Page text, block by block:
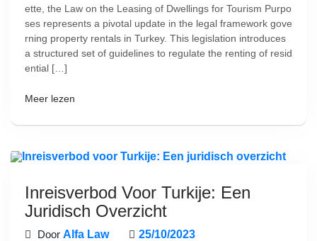
ette, the Law on the Leasing of Dwellings for Tourism Purpo
ses represents a pivotal update in the legal framework gove
rning property rentals in Turkey. This legislation introduces
a structured set of guidelines to regulate the renting of resid
ential […]
Meer lezen
Inreisverbod Voor Turkije: Een
Juridisch Overzicht
Door Alfa Law 25/10/2023